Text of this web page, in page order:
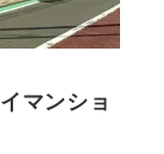
マンショ